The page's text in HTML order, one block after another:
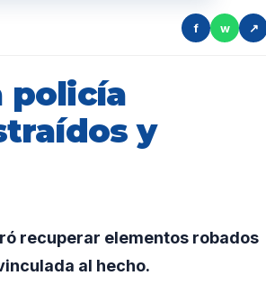
f w ↗
policía
y
recuperar elementos robados
al hecho.